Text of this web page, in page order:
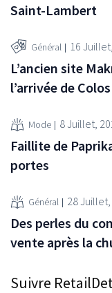
Saint-Lambert
Général 16
L’ancien site
l’arrivée de
Mode 8 Juillet,
Faillite de
portes
Général 28
Des perles du
vente après la
Suivre